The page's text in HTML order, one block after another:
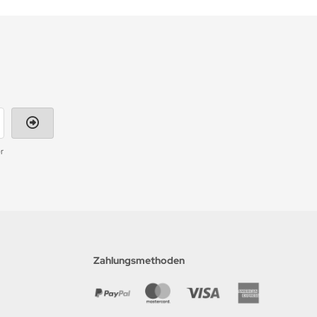
Zahlungsmethoden